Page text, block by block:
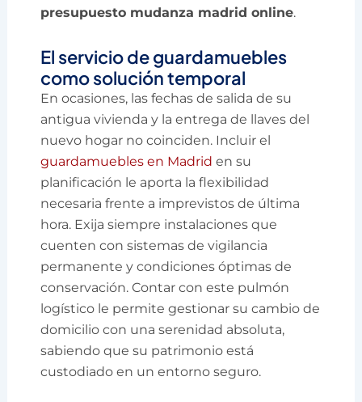
presupuesto mudanza madrid online.
El servicio de guardamuebles
como solución temporal
En ocasiones, las fechas de salida de su
antigua vivienda y la entrega de llaves del
nuevo hogar no coinciden. Incluir el
guardamuebles en Madrid en su
planificación le aporta la flexibilidad
necesaria frente a imprevistos de última
hora. Exija siempre instalaciones que
cuenten con sistemas de vigilancia
permanente y condiciones óptimas de
conservación. Contar con este pulmón
logístico le permite gestionar su cambio de
domicilio con una serenidad absoluta,
sabiendo que su patrimonio está
custodiado en un entorno seguro.